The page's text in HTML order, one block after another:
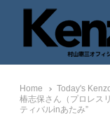
七転八起 –
村山憲三ウェブサイ
Home
Today's
椿志保さん（プロレス
ティバルinあたみ”